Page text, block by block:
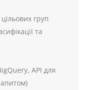
груп
та
API для